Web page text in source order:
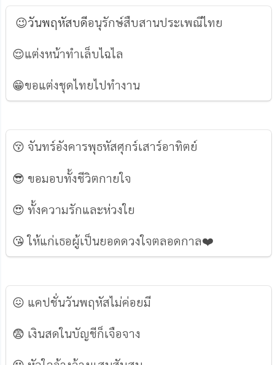
😉วันพฤหัสบดีอนุรักษ์สืบสานประเพณีไทย
😌แต่งหน้าทำเล็บไฉไล
😁ขอแต่งชุดไทยไปทำงาน
😚 จันทร์อังคารพุธหัสศุกร์เสาร์อาทิตย์
😎 ขอมอบทั้งชีวิตกายใจ
😍 ทั้งความรักและห่วงใย
😘 ให้แก่เธอผู้เป็นยอดดวงใจตลอดกาล❤️️
😖 แคปชั่นวันพฤหัสไม่ค่อยมี
😨 เงินสดในบัญชีก็เจือจาง